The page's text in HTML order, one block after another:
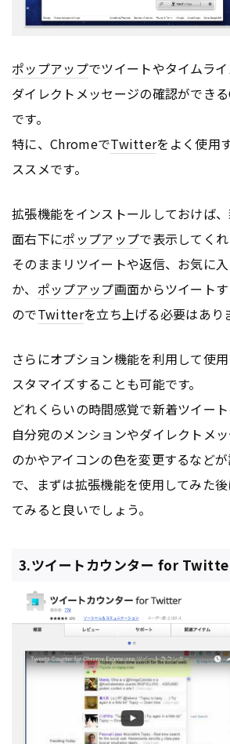
ポップアップでツイートやタイムライ
ダイレクトメッセージの確認ができ
です。
特に、ChromeでTwitterをよく使用
ススメです。
拡張機能をインストールしておけば
面右下にポップアップで表示してくれ
そのままリツイートや返信、お気に
か、 ポップアップ画面からツイート
のでTwitterを立ち上げる必要はあり
さらにオプション機能を利用して使
スタマイズすることも可能です。
どれくらいの時間感覚で新着ツイート
自分宛のメンションやダイレクトメ
のかやアイコンの色を変更するなど
で、まずは拡張機能を使用してみた
てみると良いでしょう。
3.ツイートカウンター for